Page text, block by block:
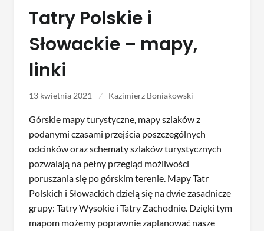
Tatry Polskie i
Słowackie – mapy,
linki
13 kwietnia 2021 Kazimierz Boniakowski
Górskie mapy turystyczne, mapy szlaków z
podanymi czasami przejścia poszczególnych
odcinków oraz schematy szlaków turystycznych
pozwalają na pełny przegląd możliwości
poruszania się po górskim terenie. Mapy Tatr
Polskich i Słowackich dzielą się na dwie zasadnicze
grupy: Tatry Wysokie i Tatry Zachodnie. Dzięki tym
mapom możemy poprawnie zaplanować nasze